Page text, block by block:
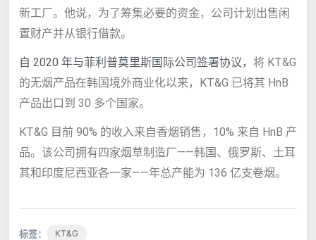
新工厂。 他说，为了筹集必要的资金，公司计划出售闲
置财产并从银行借款。
自 2020 年与菲利普莫里斯国际公司签署协议， 将 KT&G
的无烟产品在韩国境外商业化以来，KT&G 已将其 HnB
产品出口到 30 多个国家。
KT&G 目前 90% 的收入来自香烟销售，10% 来自 HnB 产
品。 该公司拥有四家烟草制造厂——韩国、俄罗斯、土耳
其和印度尼西亚各一家——年总产能为 136 亿支卷烟。
标签： KT&G